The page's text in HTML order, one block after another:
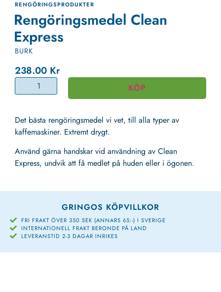
RENGÖRINGSPRODUKTER
Rengöringsmedel Clean
Express
BURK
238.00 Kr
KÖP
Det bästa rengöringsmedel vi vet, till alla typer av
kaffemaskiner. Extremt drygt.
Använd gärna handskar vid användning av Clean
Express, undvik att få medlet på huden eller i ögonen.
GRINGOS KÖPVILLKOR
FRI FRAKT ÖVER 350 SEK (ANNARS 65:-) I SVERIGE
INTERNATIONELL FRAKT BERONDE PÅ LAND
LEVERANSTID 2-3 DAGAR INRIKES